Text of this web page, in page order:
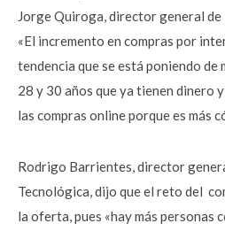
Jorge Quiroga, director general
«El incremento en compras por
tendencia que se está poniendo de
28 y 30 años que ya tienen dinero
las compras online porque es más
Rodrigo Barrientes, director
Tecnológica, dijo que el reto del
la oferta, pues «hay más personas